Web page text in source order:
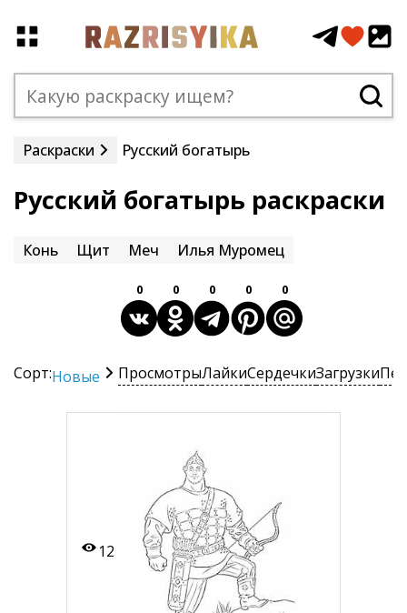
Раскраски Русский богатырь
Русский богатырь раскраски
Конь Щит Меч Илья Муромец
0 0 0 0 0
Сорт:Новые ПросмотрыЛайкиСердечкиЗагрузки
12